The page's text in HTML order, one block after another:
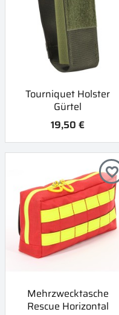
Tourniquet Holster
Gürtel
19,50 €
Mehrzwecktasche
Rescue Horizontal
favorite_border